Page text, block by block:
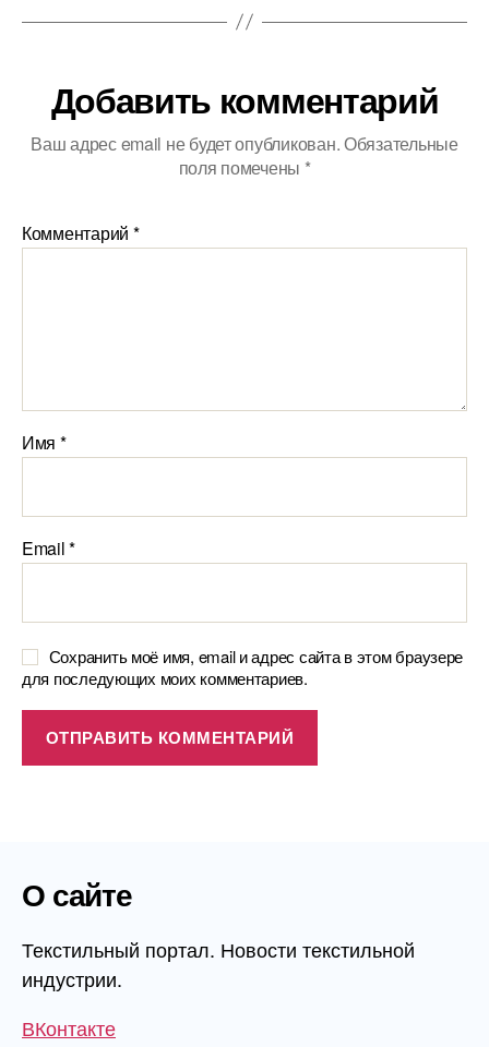
Добавить комментарий
Ваш адрес email не будет опубликован.Обязательные
поля помечены *
Комментарий *
Имя *
Email*
Сохранить моё имя, email и адрес сайта в этом браузере
для последующих моих комментариев.
О сайте
Текстильный портал. Новости текстильной
индустрии.
ВКонтакте